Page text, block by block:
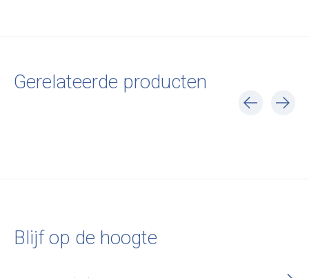
Gerelateerde producten
Blijf op de hoogte